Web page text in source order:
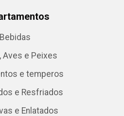
Bebidas
Aves e Peixes
e temperos
e Resfriados
e Enlatados